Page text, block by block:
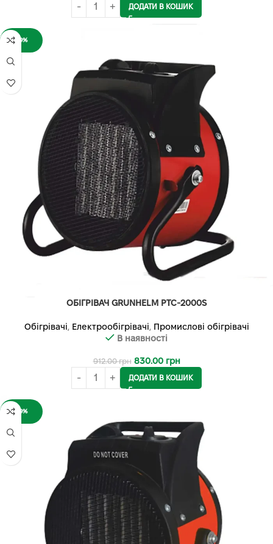
ДОДАТИ В КОШИК
-9%
ОБІГРІВАЧ GRUNHELM PTC-2000S
Обігрівачі, Електрообігрівачі, Промислові обігрівачі
В наявності
912.00грн 830.00 грн
ДОДАТИ В КОШИК
-9%